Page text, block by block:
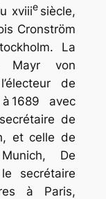
xviiie siècle,
Cronström
La
Mayr von
de
1689 avec
de
et celle de
De
secrétaire
à Paris,